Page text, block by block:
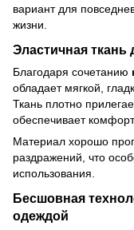
вариант для
жизни.
Эластичная
Благодаря сочетанию
обладает мягкой,
Ткань плотно
обеспечивает
Материал хорошо
раздражений, что
использования.
Бесшовная
одеждой